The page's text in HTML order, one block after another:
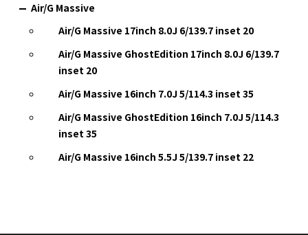
Air/G Massive
Air/G Massive 17inch 8.0J 6/139.7 inset 20
Air/G Massive GhostEdition 17inch 8.0J 6/139.7
inset 20
Air/G Massive 16inch 7.0J 5/114.3 inset 35
Air/G Massive GhostEdition 16inch 7.0J 5/114.3
inset 35
Air/G Massive 16inch 5.5J 5/139.7 inset 22